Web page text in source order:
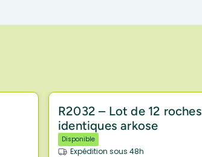
R2032 – Lot de 12 roches
identiques arkose
Disponible
Expédition sous 48h